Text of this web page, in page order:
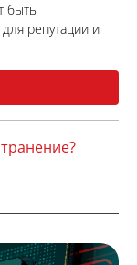
быть
репутации и